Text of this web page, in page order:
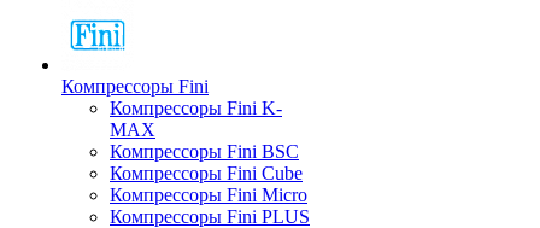
Компрессоры Fini
Компрессоры Fini K-
MAX
Компрессоры Fini BSC
Компрессоры Fini Cube
Компрессоры Fini Micro
Компрессоры Fini PLUS